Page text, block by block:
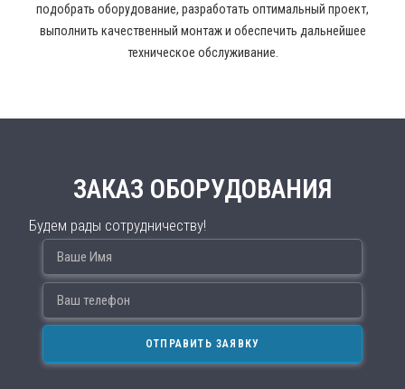
подобрать оборудование, разработать оптимальный проект,
выполнить качественный монтаж и обеспечить дальнейшее
техническое обслуживание.
ЗАКАЗ ОБОРУДОВАНИЯ
Будем рады сотрудничеству!